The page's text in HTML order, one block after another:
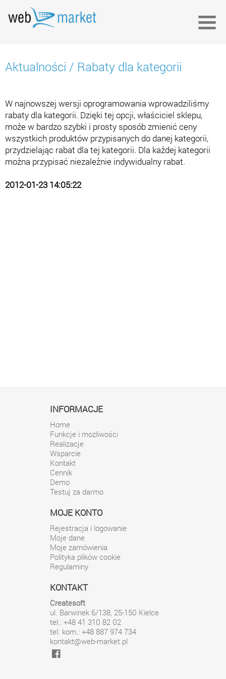
Aktualności / Rabaty dla kategorii
W najnowszej wersji oprogramowania wprowadziliśmy
rabaty dla kategorii. Dzięki tej opcji, właściciel sklepu,
może w bardzo szybki i prosty sposób zmienić ceny
wszystkich produktów przypisanych do danej kategorii,
przydzielając rabat dla tej kategorii. Dla każdej kategorii
można przypisać niezależnie indywidualny rabat.
2012-01-23 14:05:22
INFORMACJE
Home
Funkcje i mozliwości
Realizacje
Wsparcie
Kontakt
Cennik
Demo
Testuj za darmo
MOJE KONTO
Rejestracja i logowanie
Moje dane
Moje zamówienia
Polityka plików cookie
Regulaminy
KONTAKT
Createsoft
ul. Barwinek 6/138, 25-150 Kielce
tel.: +48 41 310 82 02
tel. kom.: +48 887 974 734
kontakt@web-market.pl